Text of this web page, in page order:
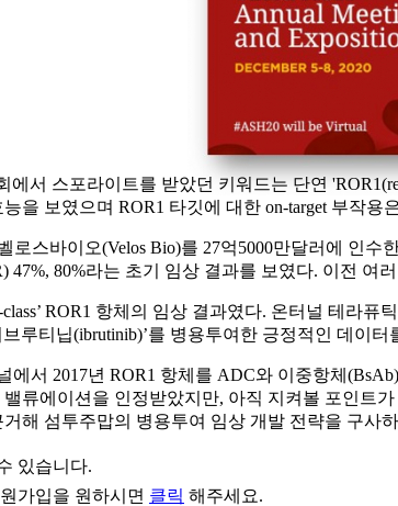
서 스포라이트를 받았던 키워드는 단연
을 보였으며 ROR1 타깃에 대한 on-target 부작용
로스바이오(Velos Bio)를 27억5000만달러에 인
47%, 80%라는 초기 임상 결과를 보였다. 이전
ROR1 항체의 임상 결과였다. 온터널 테라
브루티닙(ibrutinib)’를 병용투여한 긍정적인 데이
에서 2017년 ROR1 항체를 ADC와 이중항체
류에이션을 인정받았지만, 아직 지켜볼 포인트
해 섬투주맙의 병용투여 임상 개발 전략을 구
있습니다.
가입을 원하시면 클릭 해주세요.